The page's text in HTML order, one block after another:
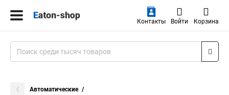
Контакты Войти Корзина
Автоматические